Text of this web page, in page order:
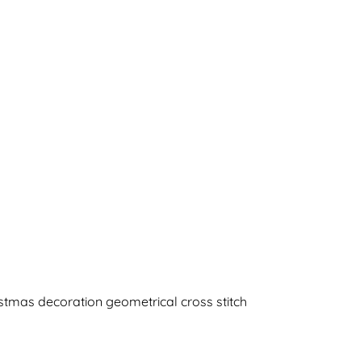
decoration geometrical cross stitch